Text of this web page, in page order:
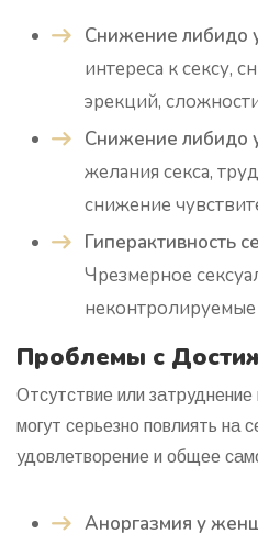
Снижение либидо
интереса к сексу,
эрекций,
Снижение либидо
желания секса,
снижение
Гиперактивность
Чрезмерное
Проблемы с
Отсутствие или
могут серьезно повлиять на
удовлетворение и общее
Аноргазмия у